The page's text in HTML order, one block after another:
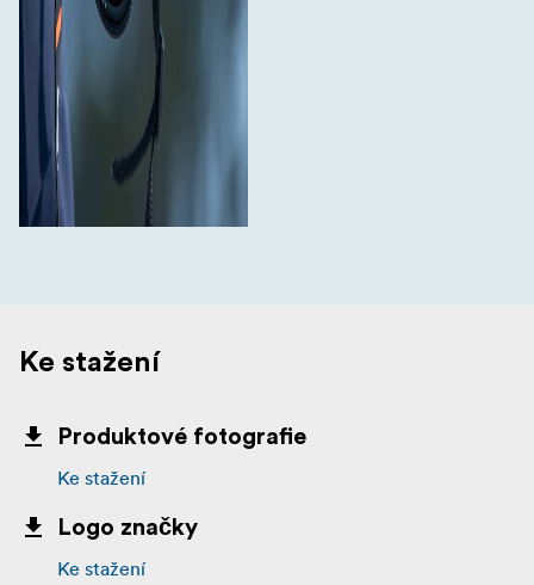
Ke stažení
Produktové fotografie
Ke stažení
Logo značky
Ke stažení